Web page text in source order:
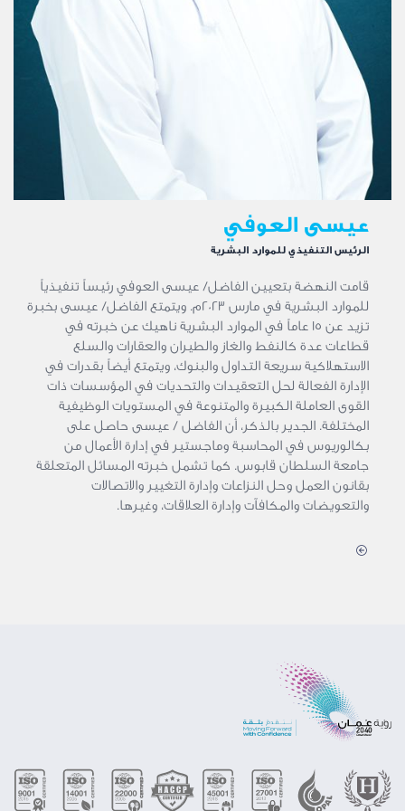
عيسى العوفي
الرئيس التنفيذي للموارد البشرية
قامت النهضة بتعيين الفاضل/ عيسى العوفي رئيساً تنفيذياً
للموارد البشرية في مارس 2023م. ويتمتع الفاضل/ عيسى بخبرة
تزيد عن 15 عاماً في الموارد البشرية ناهيك عن خبرته في
قطاعات عدة كالنفط والغاز والطيران والعقارات والسلع
الاستهلاكية سريعة التداول والبنوك، ويتمتع أيضاً بقدرات في
الإدارة الفعالة لحل التعقيدات والتحديات في المؤسسات ذات
القوى العاملة الكبيرة والمتنوعة في المستويات الوظيفية
المختلفة. الجدير بالذكر، أن الفاضل / عيسى حاصل على
بكالوريوس في المحاسبة وماجستير في إدارة الأعمال من
جامعة السلطان قابوس. كما تشمل خبرته المسائل المتعلقة
بقانون العمل وحل النزاعات وإدارة التغيير والاتصالات
والتعويضات والمكافآت وإدارة العلاقات، وغيرها.